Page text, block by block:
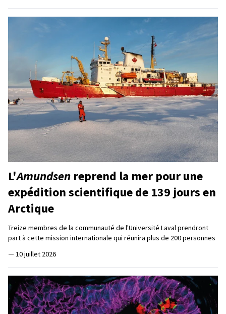
L'Amundsen reprend la mer pour une
expédition scientifique de 139 jours en
Arctique
Treize membres de la communauté de l'Université Laval prendront
part à cette mission internationale qui réunira plus de 200 personnes
— 10 juillet 2026